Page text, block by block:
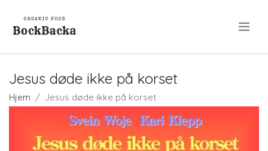
Jesus døde ikke på korset
Hjem Jesus døde ikke på korset